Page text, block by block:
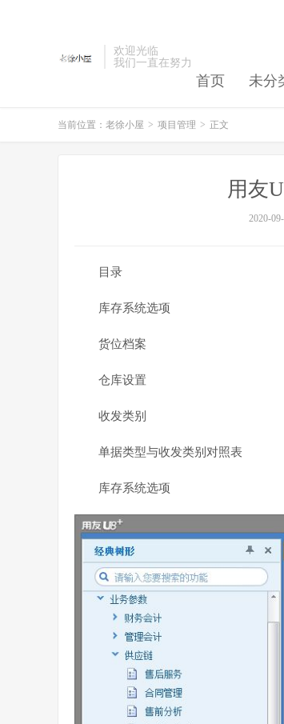
欢迎光临
我们一直在努力
首页 未分
当前位置： 老徐小屋 > 项目管理 > 正文
用友
2020-
目录
库存系统选项
货位档案
仓库设置
收发类别
单据类型与收发类别对照表
库存系统选项